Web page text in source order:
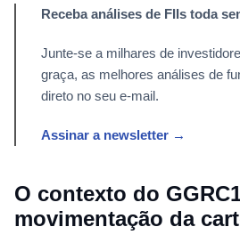
Receba análises de FIIs toda
Junte-se a milhares de
graça, as melhores análises de
direto no seu e-mail.
Assinar a newsletter →
O contexto do
movimentação da